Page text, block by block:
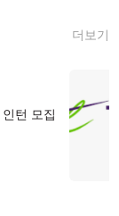
더보기
턴 모집